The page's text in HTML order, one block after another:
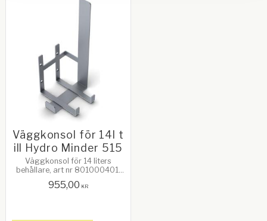
Väggkonsol för 14l t
ill Hydro Minder 515
Väggkonsol för 14 liters
behållare, art nr 801000401,
801000400.
955,00 KR